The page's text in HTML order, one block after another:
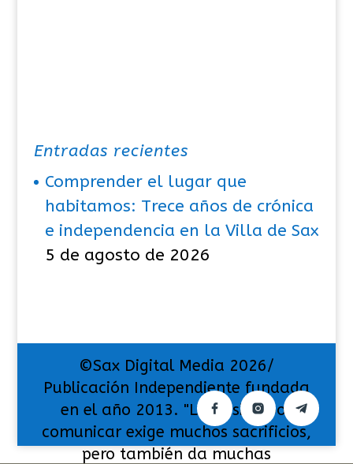
Entradas recientes
Comprender el lugar que
habitamos: Trece años de crónica
e independencia en la Villa de Sax
5 de agosto de 2026
©Sax Digital Media 2026/
Publicación Independiente fundada
en el año 2013. "La pasión por
comunicar exige muchos sacrificios,
pero también da muchas